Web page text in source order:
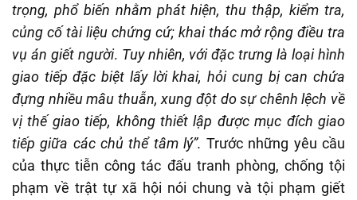
trọng, phổ biến nhằm phát hiện, thu thập, kiểm tra,
củng cố tài liệu chứng cứ; khai thác mở rộng điều tra
vụ án giết người. Tuy nhiên, với đặc trưng là loại hình
giao tiếp đặc biệt lấy lời khai, hỏi cung bị can chứa
đựng nhiều mâu thuẫn, xung đột do sự chênh lệch về
vị thế giao tiếp, không thiết lập được mục đích giao
tiếp giữa các chủ thể tâm lý”. Trước những yêu cầu
của thực tiễn công tác đấu tranh phòng, chống tội
phạm về trật tự xã hội nói chung và tội phạm giết